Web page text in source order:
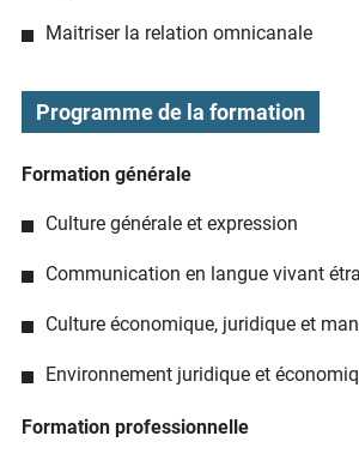
Maitriser la relation omnicanale
Programme de la formation
Formation générale
Culture générale et expression
Communication en langue vivant
Culture économique, juridique et
Environnement juridique et
Formation professionnelle